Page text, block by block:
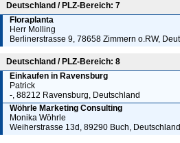
Deutschland / PLZ-Bereich: 7
Floraplanta
Herr Molling
Berlinerstrasse 9, 78658 Zimmern o.RW,
Deutschland / PLZ-Bereich: 8
Einkaufen in Ravensburg
Patrick
-, 88212 Ravensburg, Deutschland
Wöhrle Marketing Consulting
Monika Wöhrle
Weiherstrasse 13d, 89290 Buch, Deutschland